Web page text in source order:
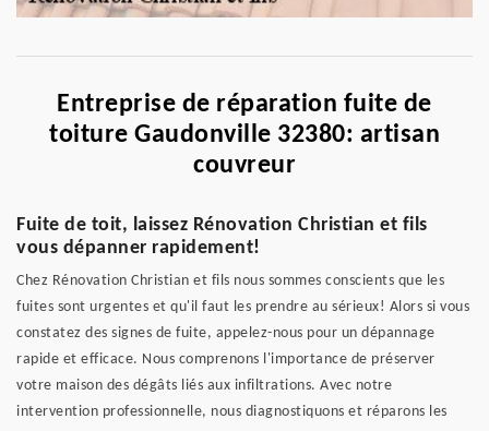
Entreprise de réparation fuite de
toiture Gaudonville 32380: artisan
couvreur
Fuite de toit, laissez Rénovation Christian et fils
vous dépanner rapidement!
Chez Rénovation Christian et fils nous sommes conscients que les
fuites sont urgentes et qu'il faut les prendre au sérieux! Alors si vous
constatez des signes de fuite, appelez-nous pour un dépannage
rapide et efficace. Nous comprenons l'importance de préserver
votre maison des dégâts liés aux infiltrations. Avec notre
intervention professionnelle, nous diagnostiquons et réparons les